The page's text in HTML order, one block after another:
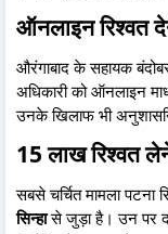
ऑनलाइन रिश्वत
औरंगाबाद के सहायक
अधिकारी को ऑनलाइन
उनके खिलाफ भी
15 लाख रिश्वत
सबसे चर्चित मामला पटना
सिन्हासे जुड़ा है। उन पर